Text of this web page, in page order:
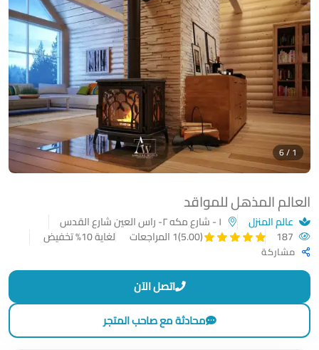
العالم المذهل للمواقد
عالم المنزل
(5.00) 1 المراجعات لغاية 10% تخفيض
مشاركة
1 / 6
اتصل الآن
محادثة مع صاحب المتجر